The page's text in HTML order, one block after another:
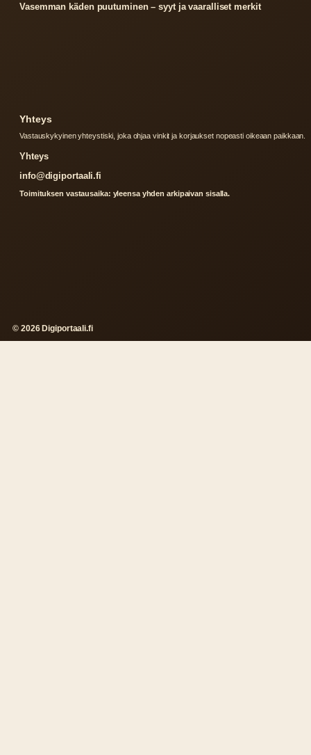
Vasemman käden puutuminen – syyt ja vaaralliset merkit
Yhteys
Vastauskykyinen yhteystiski, joka ohjaa vinkit ja korjaukset nopeasti oikeaan paikkaan.
Yhteys
info@digiportaali.fi
Toimituksen vastausaika: yleensa yhden arkipaivan sisalla.
© 2026 Digiportaali.fi